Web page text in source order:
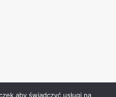
aby świadczyć usługi na